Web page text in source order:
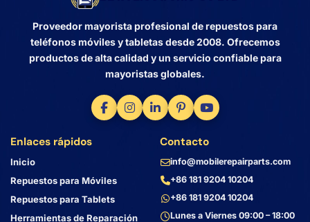
Proveedor mayorista profesional de repuestos para
teléfonos móviles y tabletas desde 2008. Ofrecemos
productos de alta calidad y un servicio confiable para
mayoristas globales.
Enlaces rápidos
Inicio
Repuestos para Móviles
Repuestos para Tablets
Herramientas de Reparación
Contacto
info@mobilerepairparts.com
+86 181 9204 10204
+86 181 9204 10204
Lunes a Viernes 09:00 – 18:00